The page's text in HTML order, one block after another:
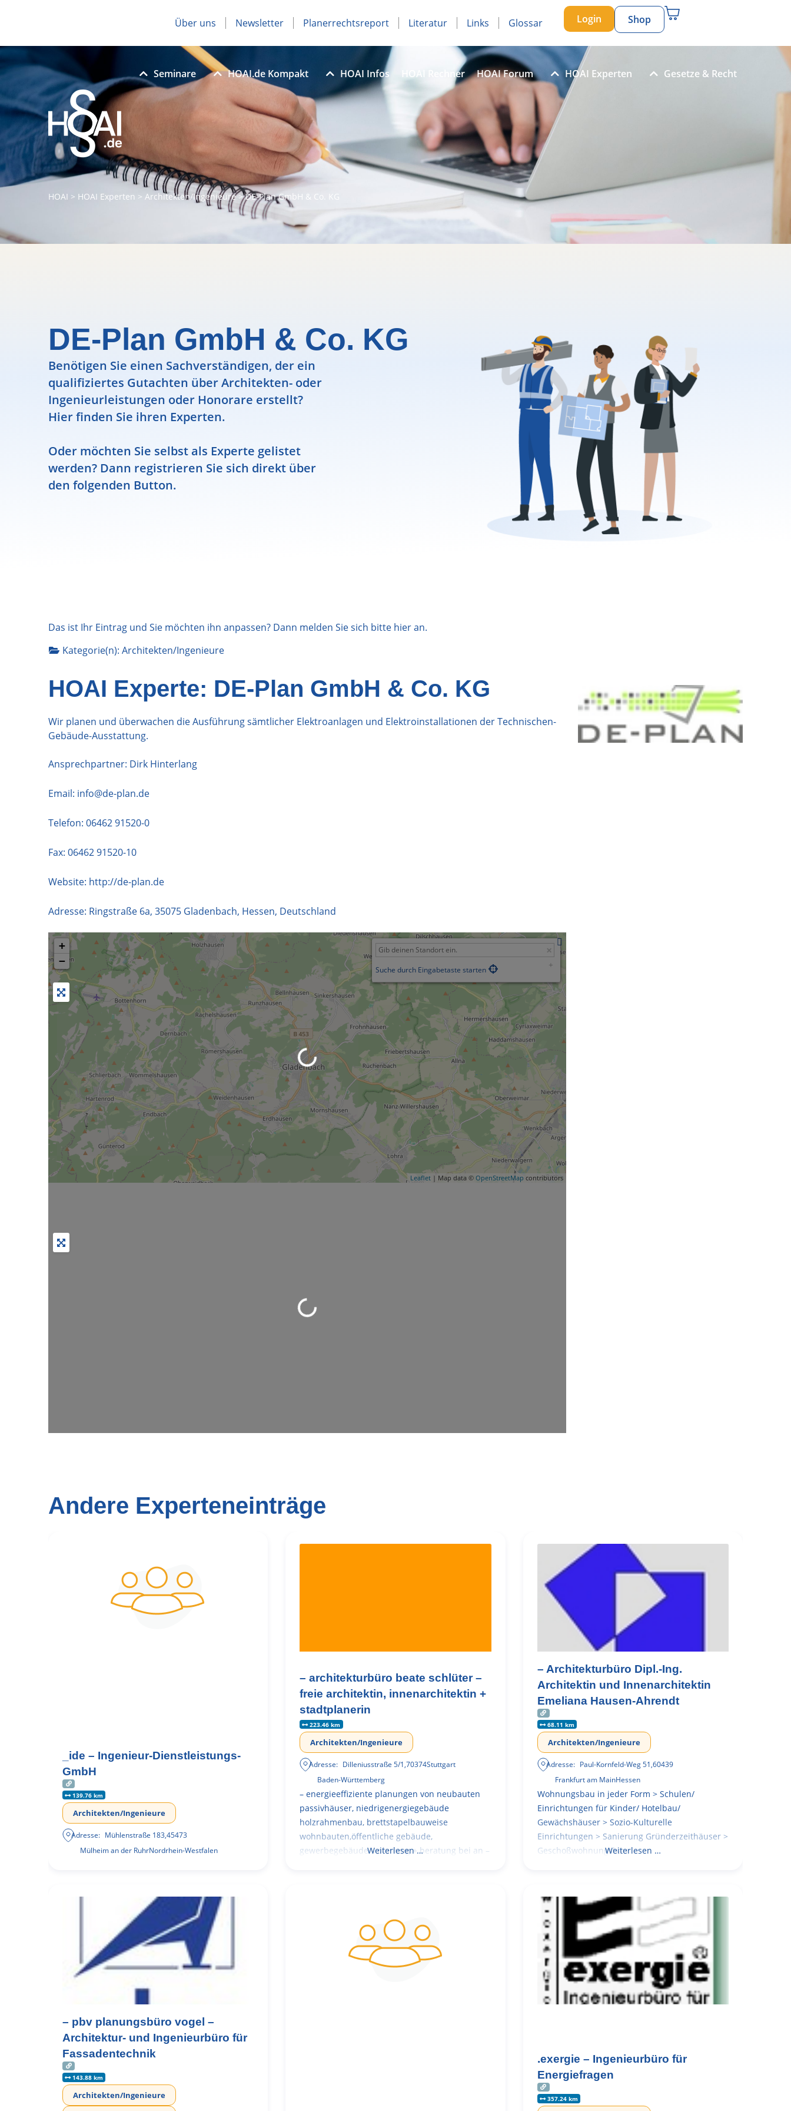
Über uns Newsletter Planerrechtsreport Literatur Links Glossar Login Shop
Seminare HOAI.de Kompakt HOAI Infos HOAI Rechner HOAI Forum HOAI Experten Gesetze & Recht
HOAI > HOAI Experten > Architekten/Ingenieure>DE-Plan GmbH & Co. KG
DE-Plan GmbH & Co. KG
Benötigen Sie einen Sachverständigen, der ein
qualifiziertes Gutachten über Architekten- oder
Ingenieurleistungen oder Honorare erstellt?
Hier finden Sie ihren Experten.
Oder möchten Sie selbst als Experte gelistet
werden? Dann registrieren Sie sich direkt über
den folgenden Button.
Das ist Ihr Eintrag und Sie möchten ihn anpassen? Dann melden Sie sich bitte hieran.
Kategorie(n): Architekten/Ingenieure
HOAI Experte: DE-Plan GmbH & Co. KG
Wir planen und überwachen die Ausführung sämtlicher Elektroanlagen und Elektroinstallationen der Technischen-
Gebäude-Ausstattung.
Ansprechpartner: Dirk Hinterlang
Email: info@de-plan.de
Telefon: 06462 91520-0
Fax: 06462 91520-10
Website: http://de-plan.de
Adresse: Ringstraße 6a, 35075 Gladenbach, Hessen, Deutschland
+
−
Suche durch Eingabetaste starten
Leaflet | Map data © OpenStreetMap contributors
Wird geladen …
Andere Experteneinträge
_ide – Ingenieur-Dienstleistungs-
GmbH
139.76 km
Architekten/Ingenieure
Adresse: Mühlenstraße 183,45473
Mülheim an der RuhrNordrhein-Westfalen
– architekturbüro beate schlüter –
freie architektin, innenarchitektin +
stadtplanerin
223.46 km
Architekten/Ingenieure
Adresse: Dilleniusstraße 5/1,70374Stuttgart
Baden-Württemberg
– energieeffiziente planungen von neubauten
passivhäuser, niedrigenergiegebäude
holzrahmenbau, brettstapelbauweise
wohnbauten,öffentliche gebäude,
gewerbegebäude – planung + beratung bei an –
Weiterlesen …
– Architekturbüro Dipl.-Ing.
Architektin und Innenarchitektin
Emeliana Hausen-Ahrendt
68.11 km
Architekten/Ingenieure
Adresse: Paul-Kornfeld-Weg 51,60439
Frankfurt am MainHessen
Wohnungsbau in jeder Form > Schulen/
Einrichtungen für Kinder/ Hotelbau/
Gewächshäuser > Sozio-Kulturelle
Einrichtungen > Sanierung Gründerzeithäuser >
GeschoßwohnungsbauWeiterlesen …
– pbv planungsbüro vogel –
Architektur- und Ingenieurbüro für
Fassadentechnik
143.88 km
Architekten/Ingenieure
.exergie – Ingenieurbüro für
Energiefragen
357.24 km